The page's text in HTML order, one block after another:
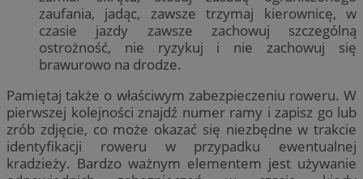
zaufania, jadąc, zawsze trzymaj kierownicę, w
czasie jazdy zawsze zachowuj szczególną
ostrożność, nie ryzykuj i nie zachowuj się
brawurowo na drodze.
Pamiętaj także o właściwym zabezpieczeniu roweru. W
pierwszej kolejności znajdź numer ramy i zapisz go lub
zrób zdjęcie, co może okazać się niezbędne w trakcie
identyfikacji roweru w przypadku ewentualnej
kradzieży. Bardzo ważnym elementem jest używanie